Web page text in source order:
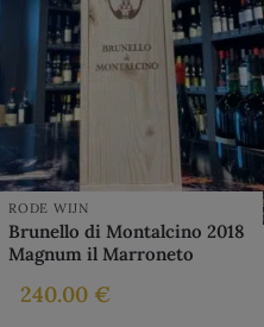
RODE WIJN
Brunello di Montalcino 2018
Magnum il Marroneto
240.00 €